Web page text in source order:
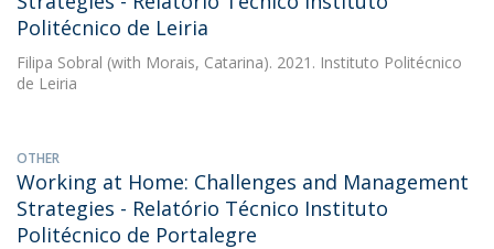
Politécnico de Leiria
Filipa Sobral (with Morais, Catarina). 2021. Instituto Politécnico
de Leiria
OTHER
Working at Home: Challenges and Management
Strategies - Relatório Técnico Instituto
Politécnico de Portalegre